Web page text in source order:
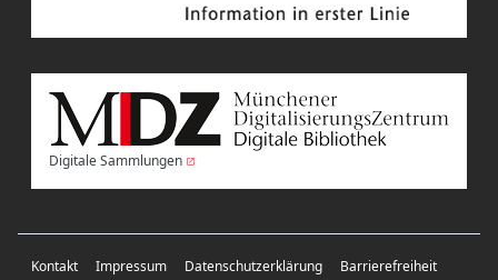
Digitale Sammlungen
Kontakt Impressum Datenschutzerklärung Barrierefreiheit